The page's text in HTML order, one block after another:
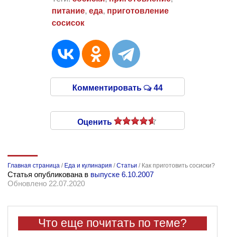
питание, еда, приготовление
сосисок
Комментировать 44
Оценить
Главная страница / Еда и кулинария /Статьи / Как приготовить сосиски?
Статья опубликована в выпуске 6.10.2007
Обновлено 22.07.2020
Что еще почитать по теме?